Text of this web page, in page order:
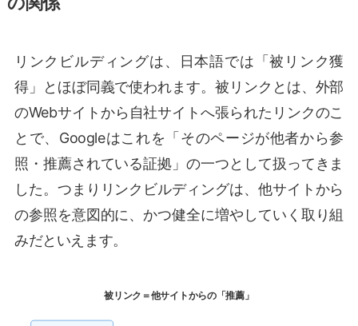
リンクビルディングは、日本語では「被リンク獲
得」とほぼ同義で使われます。被リンクとは、外部
のWebサイトから自社サイトへ張られたリンクのこ
とで、Googleはこれを「そのページが他者から参
照・推薦されている証拠」の一つとして扱ってきま
した。つまりリンクビルディングは、他サイトから
の参照を意図的に、かつ健全に増やしていく取り組
みだといえます。
被リンク＝他サイトからの「推薦」